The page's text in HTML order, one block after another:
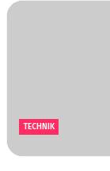
TECHNIK